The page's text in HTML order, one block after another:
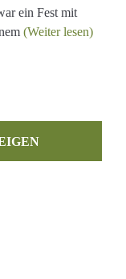
ein Fest mit
(Weiter lesen)